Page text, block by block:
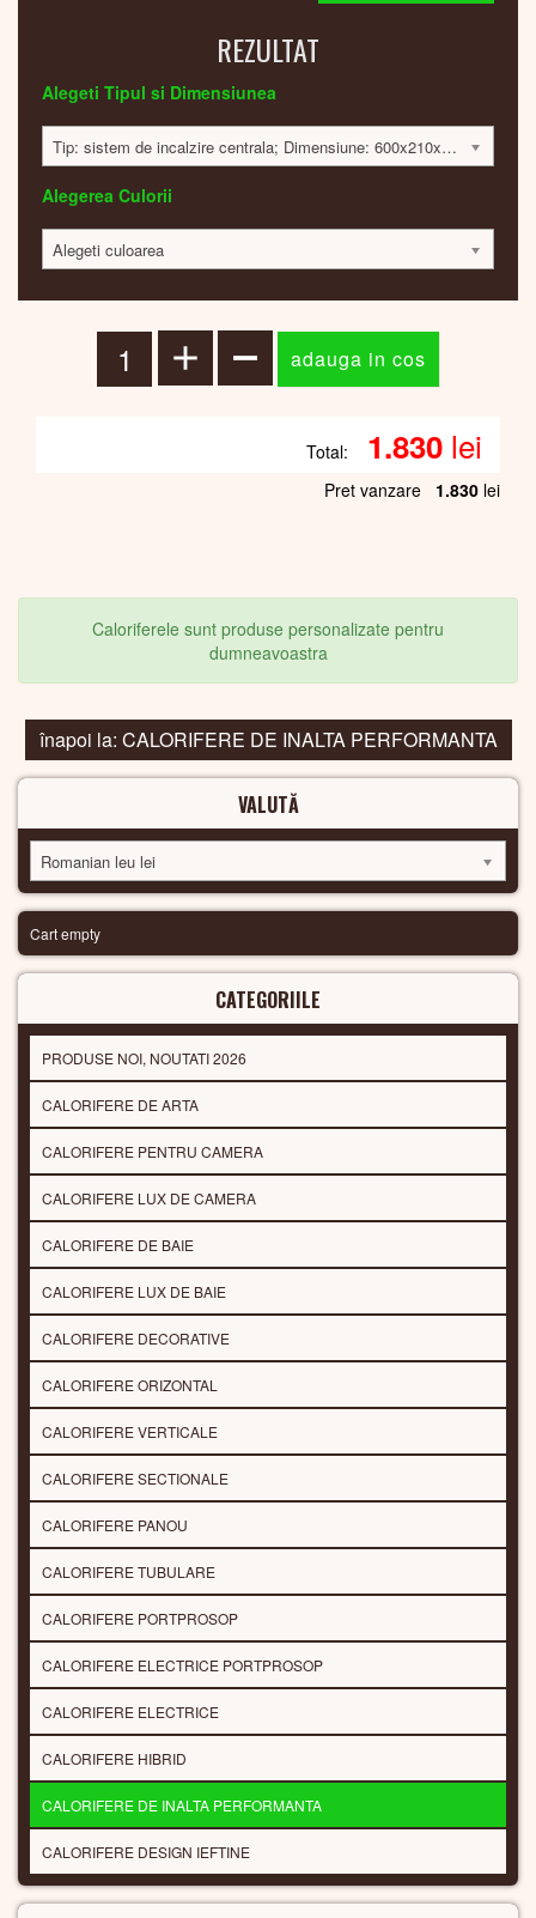
REZULTAT
Alegeti Tipul si Dimensiunea
Tip: sistem de incalzire centrala; Dimensiune: 600x210x32; 127 Watt; 1826 lei
Alegerea Culorii
Alegeti culoarea
Total: 1.830 lei
Pret vanzare 1.830 lei
Caloriferele sunt produse personalizate pentru
dumneavoastra
înapoi la: CALORIFERE DE INALTA PERFORMANTA
VALUTĂ
Romanian leu lei
Cart empty
CATEGORIILE
PRODUSE NOI, NOUTATI 2026
CALORIFERE DE ARTA
CALORIFERE PENTRU CAMERA
CALORIFERE LUX DE CAMERA
CALORIFERE DE BAIE
CALORIFERE LUX DE BAIE
CALORIFERE DECORATIVE
CALORIFERE ORIZONTAL
CALORIFERE VERTICALE
CALORIFERE SECTIONALE
CALORIFERE PANOU
CALORIFERE TUBULARE
CALORIFERE PORTPROSOP
CALORIFERE ELECTRICE PORTPROSOP
CALORIFERE ELECTRICE
CALORIFERE HIBRID
CALORIFERE DE INALTA PERFORMANTA
CALORIFERE DESIGN IEFTINE